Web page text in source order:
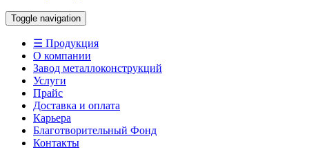
Toggle navigation
☰ Продукция
О компании
Завод металлоконструкций
Услуги
Прайс
Доставка и оплата
Карьера
Благотворительный Фонд
Контакты